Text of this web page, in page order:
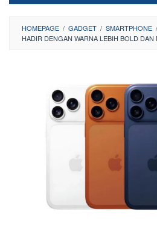
HOMEPAGE / GADGET / SMARTPHONE /
HADIR DENGAN WARNA LEBIH BOLD DAN